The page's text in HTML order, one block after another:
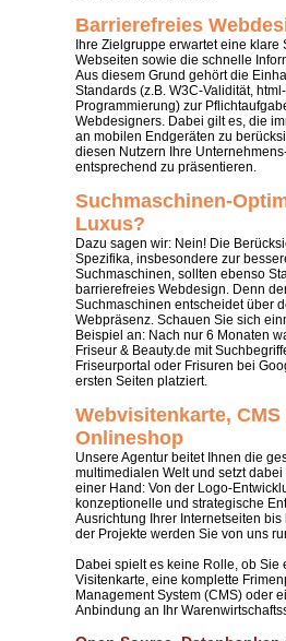
Barrierefreies
Ihre Zielgruppe erwartet eine klare
Webseiten sowie die schnelle
Aus diesem Grund gehört die
Standards (z.B. W3C-Validität,
Programmierung) zur
Webdesigners. Dabei gilt es, die
an mobilen Endgeräten zu
diesen Nutzern Ihre
entsprechend zu präsentieren.
Suchmaschinen-
Luxus?
Dazu sagen wir: Nein! Die
Spezifika, insbesondere zur
Suchmaschinen, sollten ebenso
barrierefreies Webdesign. Denn
Suchmaschinen entscheidet über
Webpräsenz. Schauen Sie sich
Beispiel an: Nach nur 6 Monaten
Friseur & Beauty.de mit
Friseurportal oder Frisuren bei
ersten Seiten platziert.
Webvisitenkarte, CMS
Onlineshop
Unsere Agentur beitet Ihnen die
multimedialen Welt und setzt
einer Hand: Von der Logo-
konzeptionelle und strategische
Ausrichtung Ihrer Internetseiten
der Projekte werden Sie von uns
Dabei spielt es keine Rolle, ob Sie
Visitenkarte, eine komplette
Management System (CMS) oder
Anbindung an Ihr